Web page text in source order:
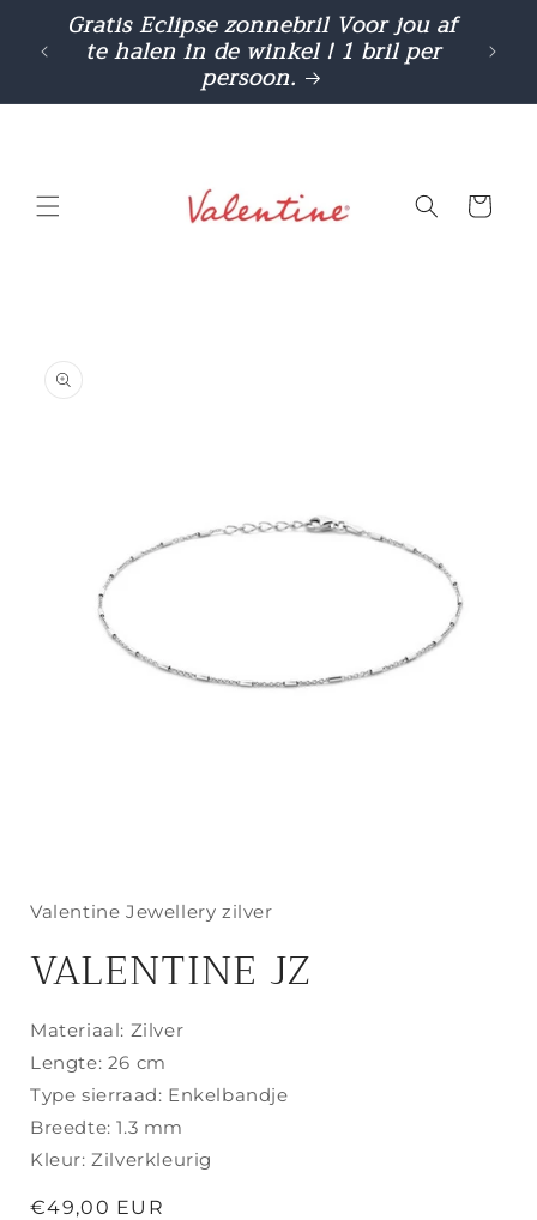
naar de
content
Gratis Eclipse zonnebril Voor jou af
te halen in de winkel ! 1 bril per
persoon.
in
Valentine Jewellery zilver
VALENTINE JZ
Materiaal: Zilver
Lengte: 26 cm
Type sierraad: Enkelbandje
Breedte: 1.3 mm
Kleur: Zilverkleurig
Normale
€49,00 EUR